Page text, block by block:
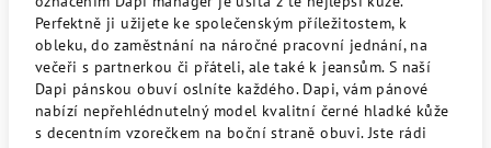
Perfektně ji užijete ke společenským příležitostem, k
obleku, do zaměstnání na náročné pracovní jednání, na
večeři s partnerkou či přáteli, ale také k jeansům. S naší
Dapi pánskou obuví oslníte každého. Dapi, vám pánové
nabízí nepřehlédnutelný model kvalitní černé hladké kůže
s decentním vzorečkem na boční straně obuvi. Jste rádi